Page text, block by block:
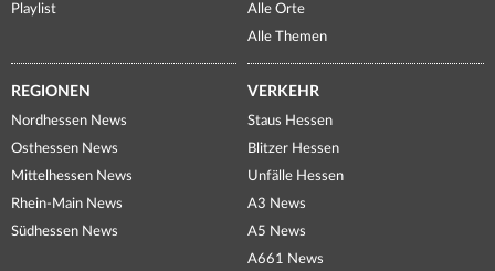
Playlist
Alle Orte
Alle Themen
REGIONEN
Nordhessen News
Osthessen News
Mittelhessen News
Rhein-Main News
Südhessen News
VERKEHR
Staus Hessen
Blitzer Hessen
Unfälle Hessen
A3 News
A5 News
A661 News